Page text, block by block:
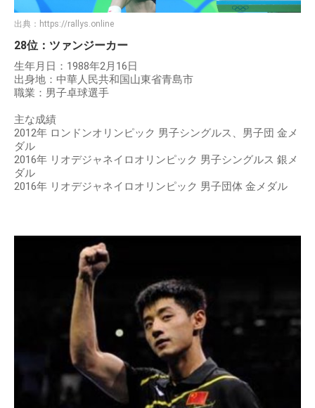
出典： https://rallys.online
28位：ツァンジーカー
生年月日：1988年2月16日
出身地：中華人民共和国山東省青島市
職業：男子卓球選手
主な成績
2012年 ロンドンオリンピック 男子シングルス、男子団 金メ
ダル
2016年 リオデジャネイロオリンピック 男子シングルス 銀メ
ダル
2016年 リオデジャネイロオリンピック 男子団体 金メダル